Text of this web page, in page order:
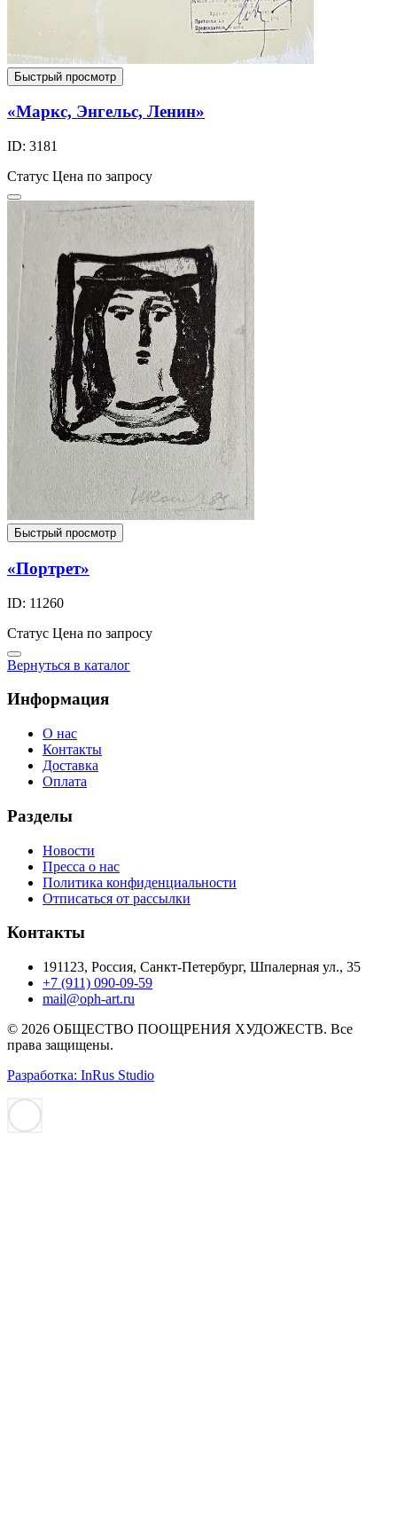
Быстрый просмотр
«Маркс, Энгельс, Ленин»
ID: 3181
Статус Цена по запросу
Быстрый просмотр
«Портрет»
ID: 11260
Статус Цена по запросу
Вернуться в каталог
Информация
О нас
Контакты
Доставка
Оплата
Разделы
Новости
Пресса о нас
Политика конфиденциальности
Отписаться от рассылки
Контакты
191123, Россия, Санкт-Петербург, Шпалерная ул., 35
+7 (911) 090-09-59
mail@oph-art.ru
© 2026 ОБЩЕСТВО ПООЩРЕНИЯ ХУДОЖЕСТВ. Все
права защищены.
Разработка: InRus Studio